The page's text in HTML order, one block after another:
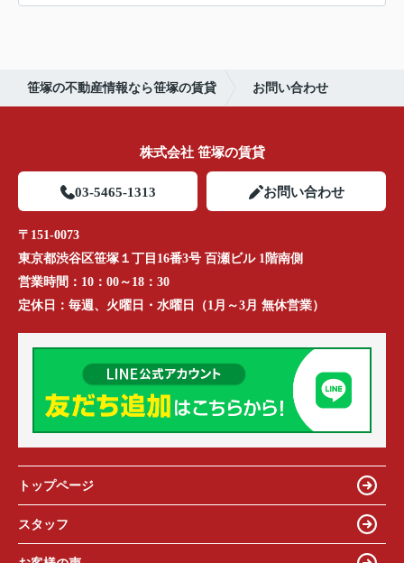
笹塚の不動産情報なら笹塚の賃貸 お問い合わせ
株式会社 笹塚の賃貸
03-5465-1313 お問い合わせ
〒151-0073
東京都渋谷区笹塚１丁目16番3号 百瀬ビル 1階南側
営業時間： 10：00～18：30
定休日： 毎週、火曜日・水曜日（1月～3月 無休営業）
トップページ
スタッフ